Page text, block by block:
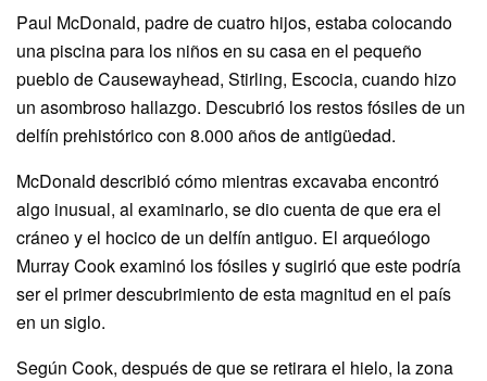
Paul McDonald, padre de cuatro hijos, estaba colocando
una piscina para los niños en su casa en el pequeño
pueblo de Causewayhead, Stirling, Escocia, cuando hizo
un asombroso hallazgo. Descubrió los restos fósiles de un
delfín prehistórico con 8.000 años de antigüedad.
McDonald describió cómo mientras excavaba encontró
algo inusual, al examinarlo, se dio cuenta de que era el
cráneo y el hocico de un delfín antiguo. El arqueólogo
Murray Cook examinó los fósiles y sugirió que este podría
ser el primer descubrimiento de esta magnitud en el país
en un siglo.
Según Cook, después de que se retirara el hielo, la zona